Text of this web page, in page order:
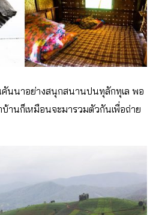
คันนาอย่างสนุกสนานปนทุลักทุเล พอ
านก็เหมือนจะมารวมตัวกันเพื่อถ่าย